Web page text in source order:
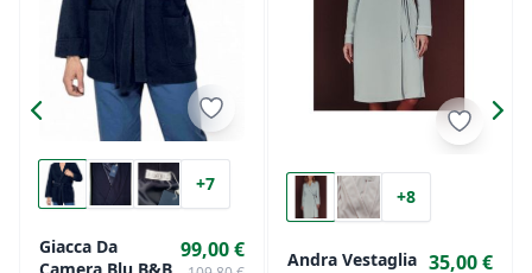
+7
Giacca Da
99,00 €
+8
Andra Vestaglia 35,00 €